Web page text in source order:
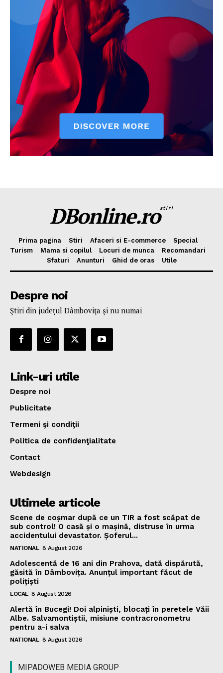
DBonline.rostiri
Prima pagina Stiri Afaceri si E-commerce
Special
Turism
Mama si copilul Locuri de munca
Recomandari
Sfaturi
Anunturi Ghid de oras Utile
Despre noi
Ştiri din judeţul Dâmboviţa şi nu numai
Link-uri utile
Despre noi
Publicitate
Termeni şi condiţii
Politica de confidenţialitate
Contact
Webdesign
Ultimele articole
Scene de coșmar după ce un TIR a fost scăpat de
sub control! O casă și o mașină, distruse în urma
accidentului devastator. Șoferul...
NATIONAL 8 August 2026
Adolescentă de 16 ani din Prahova, dată dispărută,
găsită în Dâmbovița. Anunțul important făcut de
polițiști
LOCAL 8 August 2026
Alertă în Bucegi! Doi alpiniști, blocați în peretele Văii
Albe. Salvamontiștii, misiune contracronometru
pentru a-i salva
NATIONAL 8 August 2026
MIPADOWEB MEDIA GROUP